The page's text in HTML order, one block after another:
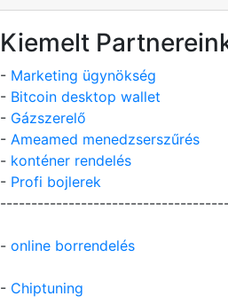
Kiemelt
- Marketing ügynökség
- Bitcoin desktop wallet
- Gázszerelő
- Ameamed menedzserszűrés
- konténer rendelés
- Profi bojlerek
- online borrendelés
- Chiptuning